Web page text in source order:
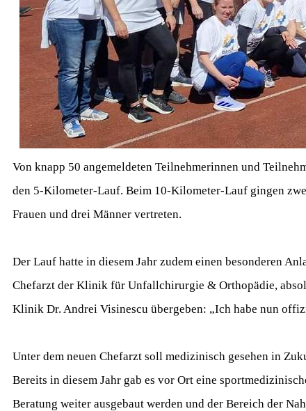
Von knapp 50 angemeldeten Teilnehmerinnen und
den 5-Kilometer-Lauf. Beim 10-Kilometer-Lauf gingen
Frauen und drei Männer vertreten.
Der Lauf hatte in diesem Jahr zudem einen besonderen
Chefarzt der Klinik für Unfallchirurgie & Orthopädie,
Klinik Dr. Andrei Visinescu übergeben: „Ich habe nun
Unter dem neuen Chefarzt soll medizinisch gesehen in
Bereits in diesem Jahr gab es vor Ort eine
Beratung weiter ausgebaut werden und der Bereich der